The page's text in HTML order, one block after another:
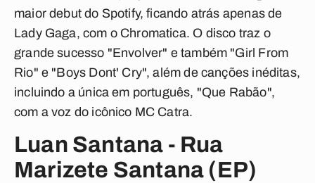
maior debut do Spotify, ficando atrás apenas de
Lady Gaga, com o Chromatica. O disco traz o
grande sucesso "Envolver" e também "Girl From
Rio" e "Boys Dont' Cry", além de canções inéditas,
incluindo a única em português, "Que Rabão",
com a voz do icônico MC Catra.
Luan Santana - Rua
Marizete Santana (EP)